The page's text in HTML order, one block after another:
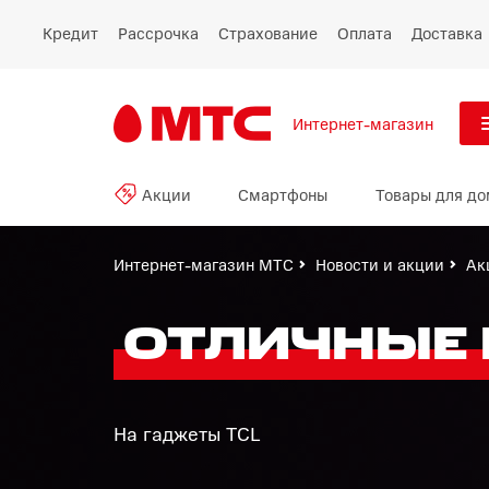
Кредит Рассрочка Страхование Оплата Доставка
Интернет-магазин
Акции
Смартфоны
Товары для дома
Акции Смартфоны Товары для
Интернет-магазин МТС Новости и акции
ОТЛИЧНЫЕ
На гаджеты TCL